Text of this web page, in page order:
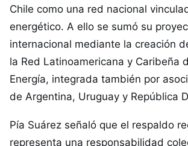
Chile como una red nacional
energético. A ello se sumó su
internacional mediante la creación
la Red Latinoamericana y Caribeña
Energía, integrada también por
de Argentina, Uruguay y República
Pía Suárez señaló que el respaldo
representa una responsabilidad